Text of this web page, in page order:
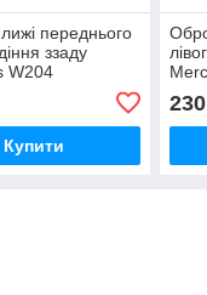
переднього
ззаду
W204
Купити
230